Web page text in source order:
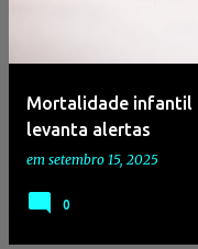
Mortalidade infantil
levanta alertas
em setembro 15, 2025
0